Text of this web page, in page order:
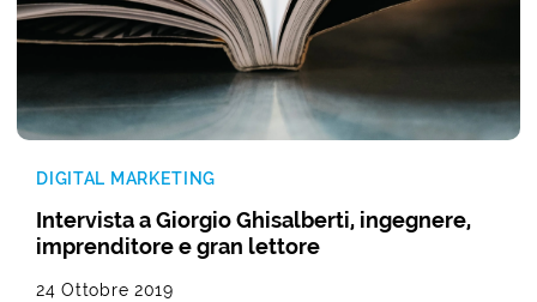
DIGITAL MARKETING
Intervista a Giorgio Ghisalberti, ingegnere,
imprenditore e gran lettore
24 Ottobre 2019